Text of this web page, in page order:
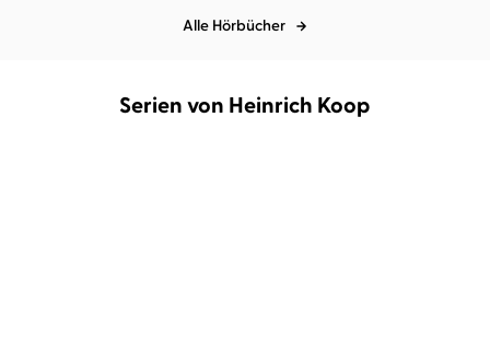
Alle Hörbücher
Serien von Heinrich Koop